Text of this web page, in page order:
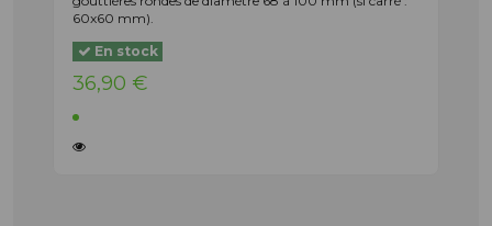
60x60 mm).
En stock
36,90 €